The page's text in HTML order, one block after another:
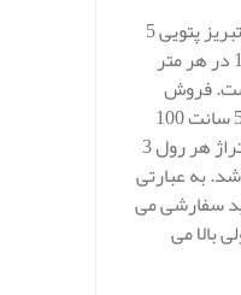
قیمت عایق پشم سنگ تبریز پتویی 5
سانتی متر دانسیته 100 در هر متر
است. فروش
عایق پشم سنگ پتویی 5 سانت 100
رولی انجام می شود و متراژ هر رول 3
می باشد. به عبارتی
سفارشی می
بالا می